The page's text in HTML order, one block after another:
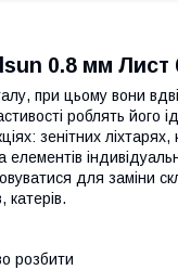
0.8 мм
при цьому вони
роблять його
зенітних
для заміни
катерів.
розбити